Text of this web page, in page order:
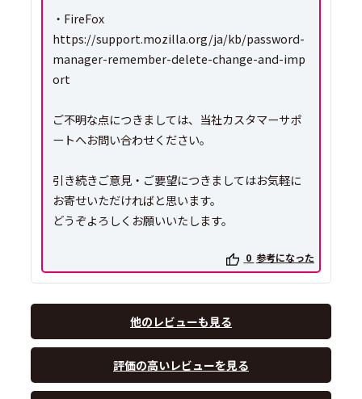
・FireFox
https://support.mozilla.org/ja/kb/password-
manager-remember-delete-change-and-imp
ort
ご不明な点につきましては、当社カスタマーサポ
ートへお問い合わせください。
引き続きご意見・ご要望につきましてはお気軽に
お寄せいただければと思います。
どうぞよろしくお願いいたします。
0 参考になった
他のレビューも見る
評価の高いレビューを見る